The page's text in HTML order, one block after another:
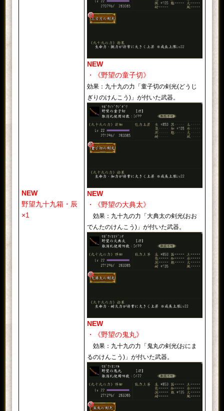
NEW
野望九十九箱・辰
×1
NEW
・《野望の童子切》
効果：九十九の力「童子切の剣光(どうじ
ぎりのけんこう)」が付いた武器。
NEW
・《野望の大典太》
効果：九十九の力「大典太の剣光(おお
でんたのけんこう)」が付いた武器。
NEW
・《野望の鬼丸》
効果：九十九の力「鬼丸の剣光(おにま
るのけんこう)」が付いた武器。